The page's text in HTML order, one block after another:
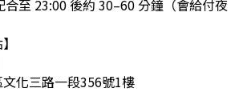
合至 23:00 後約 30–60 分鐘（會給付夜
化三路一段356號1樓